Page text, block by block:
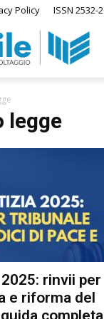
Policy ISSN 2532-
di
legge
rinvii per
e riforma del
completa